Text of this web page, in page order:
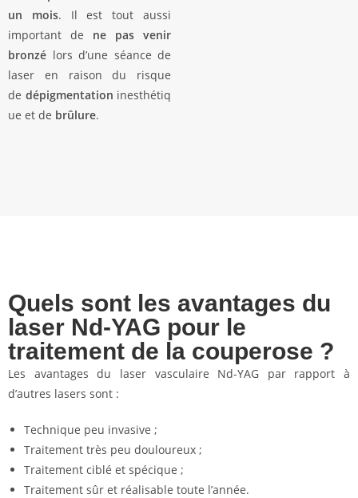
un mois. Il est tout aussi
important de ne pas venir
bronzé lors d’une séance de
laser en raison du risque
de dépigmentation inesthétiq
ue et de brûlure.
Quels sont les avantages du
laser Nd-YAG pour le
traitement de la couperose ?
Les avantages du laser vasculaire Nd-YAG par rapport à
d’autres lasers sont :
Technique peu invasive ;
Traitement très peu douloureux ;
Traitement ciblé et spécique ;
Traitement sûr et réalisable toute l’année.